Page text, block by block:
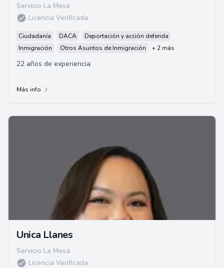
Servicio La Mesa
Licencia Verificada
Ciudadanía DACA
Deportación y acción deferida
Inmigración
Otros Asuntos de Inmigración + 2 más
22 años de experiencia
Más info
Unica Llanes
Servicio La Mesa
Licencia Verificada